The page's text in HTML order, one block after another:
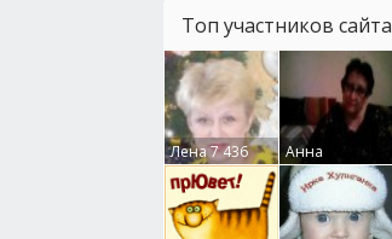
Топ участников сайта
Лена7 436
Анна
Гумлевая0